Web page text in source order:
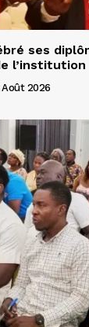
ses
l’institution
Août 2026